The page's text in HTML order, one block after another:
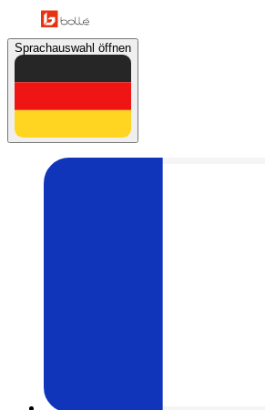
Sprachauswahl öffnen